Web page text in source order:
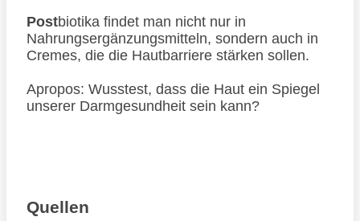
Postbiotika findet man nicht nur in
Nahrungsergänzungsmitteln, sondern auch in
Cremes, die die Hautbarriere stärken sollen.
Apropos: Wusstest, dass die Haut ein Spiegel
unserer Darmgesundheit sein kann?
Quellen